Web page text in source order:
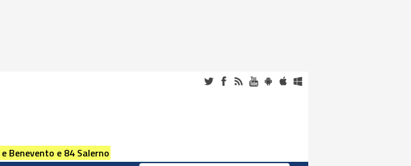
Benevento e 84 Salerno